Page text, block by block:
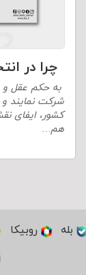
چرا در
به حکم عقل و
شرکت نمایند
کشور، ایفای
هم…
بله روبیکا